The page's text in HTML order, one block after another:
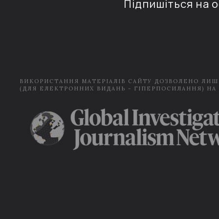
Підпишіться на
ВИКОРИСТАННЯ МАТЕРІАЛІВ САЙТУ ДОЗВОЛЕНО
(ДЛЯ ЕЛЕКТРОННИХ ВИДАНЬ - ГІПЕРПОСИЛАННЯ) НА